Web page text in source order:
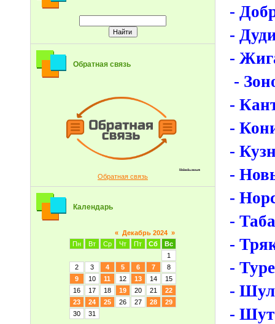
Обратная связь
Обратная связь
Календарь
« Декабрь 2024 »
Пн
Вт Ср Чт Пт Сб
Вс
1
2
3 4 5 6 7
8
9
10 11 12 13 14
15
16
17 18 19 20 21
22
23
24 25 26 27 28
29
30
31
-
-
-
-
-
-
-
-
-
-
-
-
-
-